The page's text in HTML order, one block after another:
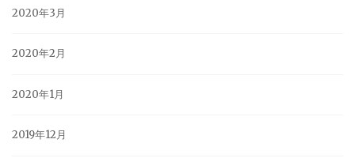
2020年3月
2020年2月
2020年1月
2019年12月